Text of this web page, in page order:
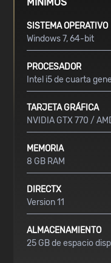
SISTEMA OPERATIVO
Windows 7, 64-bit
PROCESADOR
Intel i5 de cuarta
TARJETA GRÁFICA
NVIDIA GTX 770 /
MEMORIA
8 GB RAM
DIRECTX
Version 11
ALMACENAMIENTO
25 GB de espacio